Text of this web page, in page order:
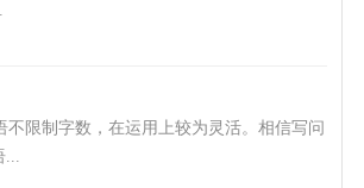
限制字数，在运用上较为灵活。相信写问
...